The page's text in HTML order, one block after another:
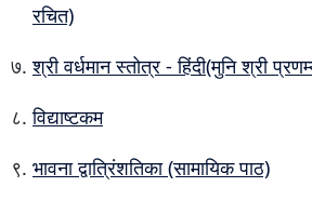
रचित)
श्री वर्धमान स्तोत्र - हिंदी(मुनि श्री
विद्याष्टकम
भावना द्वात्रिंशतिका (सामायिक पाठ)